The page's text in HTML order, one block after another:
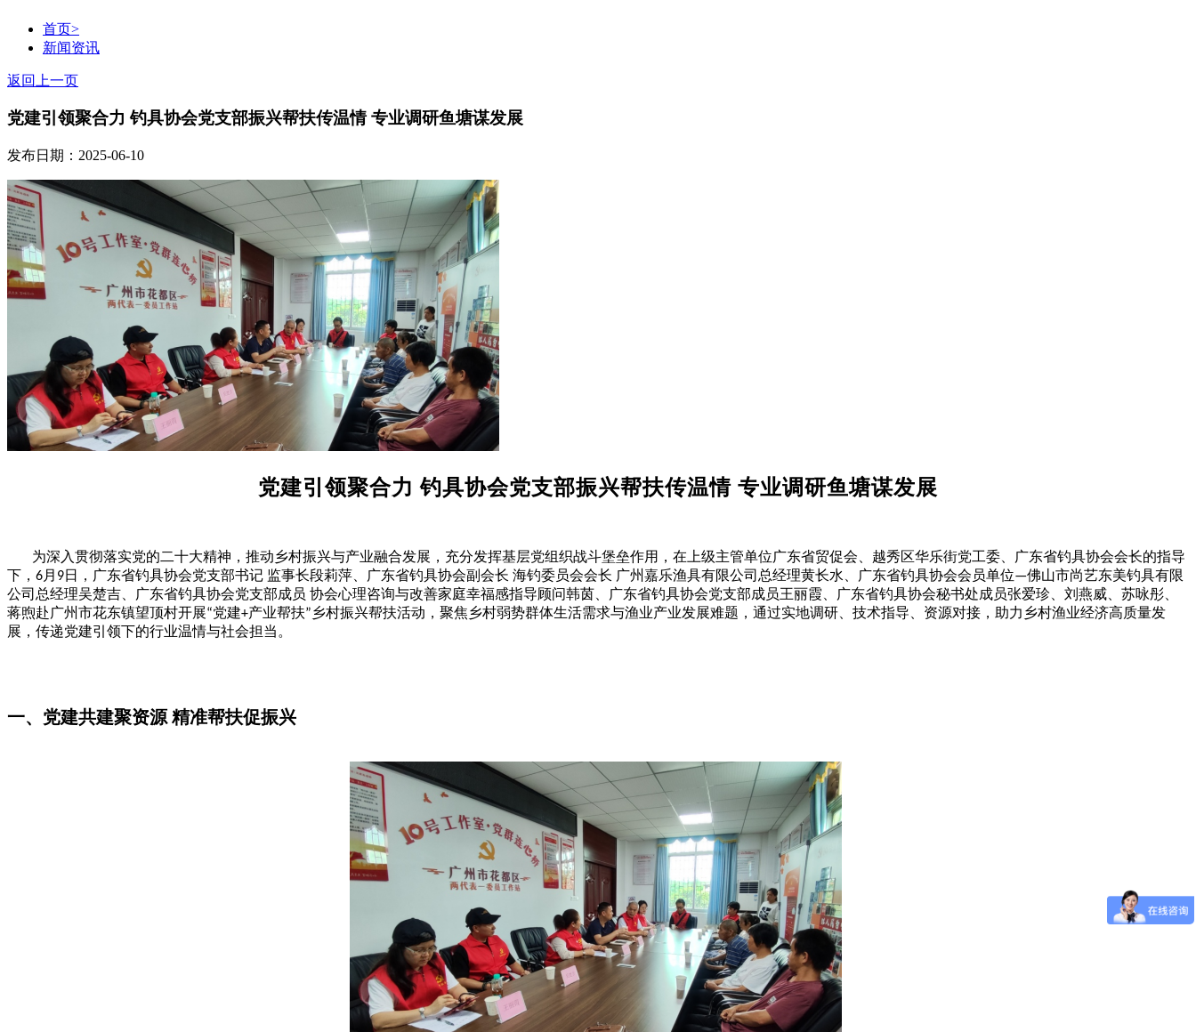
首页>
新闻资讯
返回上一页
党建引领聚合力 钓具协会党支部振兴帮扶传温情 专业调研鱼塘谋发展
发布日期：2025-06-10
党建引领聚合力 钓具协会党支部振兴帮扶传温情 专业调研鱼塘谋发展
为深入贯彻落实党的二十大精神，推动乡村振兴与产业融合发展，充分发挥基层党组织战斗堡垒作用，在上级主管单位广东省贸促会、越秀区华乐街党工委、广东省钓具协会会长的指导
下， 6月 9日，广东省钓具协会党支部书记 监事长段莉萍、广东省钓具协会副会长 海钓委员会会长 广州嘉乐渔具有限公司总经理黄长水、广东省钓具协会会员单位—佛山市尚艺东美钓具有限
公司总经理吴楚吉、广东省钓具协会党支部成员 协会心理咨询与改善家庭幸福感指导顾问韩茵、广东省钓具协会党支部成员王丽霞、广东省钓具协会秘书处成员张爱珍、刘燕威、苏咏彤、
蒋煦赴广州市花东镇望顶村开展“党建+产业帮扶”乡村振兴帮扶活动，聚焦乡村弱势群体生活需求与渔业产业发展难题，通过实地调研、技术指导、资源对接，助力乡村渔业经济高质量发
展，传递党建引领下的行业温情与社会担当。
一、党建共建聚资源 精准帮扶促振兴